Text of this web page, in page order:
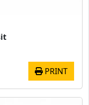
PRINT